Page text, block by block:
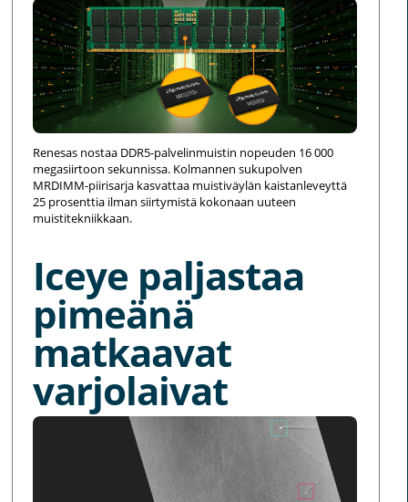
Renesas nostaa DDR5-palvelinmuistin nopeuden 16 000
megasiirtoon sekunnissa. Kolmannen sukupolven
MRDIMM-piirisarja kasvattaa muistiväylän kaistanleveyttä
25 prosenttia ilman siirtymistä kokonaan uuteen
muistitekniikkaan.
Iceye paljastaa
pimeänä
matkaavat
varjolaivat